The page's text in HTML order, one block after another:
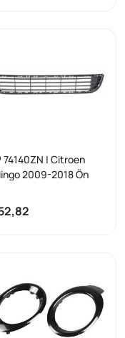
74140ZN | Citroen
2009-2018 Ön
Peugeot
2009-2019